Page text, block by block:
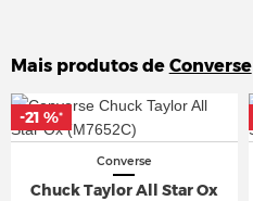
Mais produtos de Converse
Converse
Chuck Taylor All Star Ox
-21 %*
-21 %*